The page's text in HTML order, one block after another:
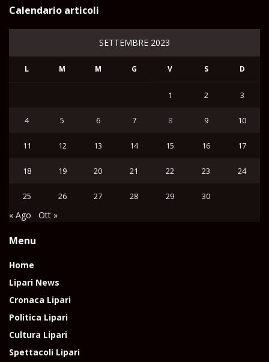
Calendario articoli
SETTEMBRE 2023
L M M G V S D
1 2 3
4 5 6 7 8 9 10
11 12 13 14 15 16 17
18 19 20 21 22 23 24
25 26 27 28 29 30
« Ago Ott »
Menu
Home
Lipari News
Cronaca Lipari
Politica Lipari
Cultura Lipari
Spettacoli Lipari